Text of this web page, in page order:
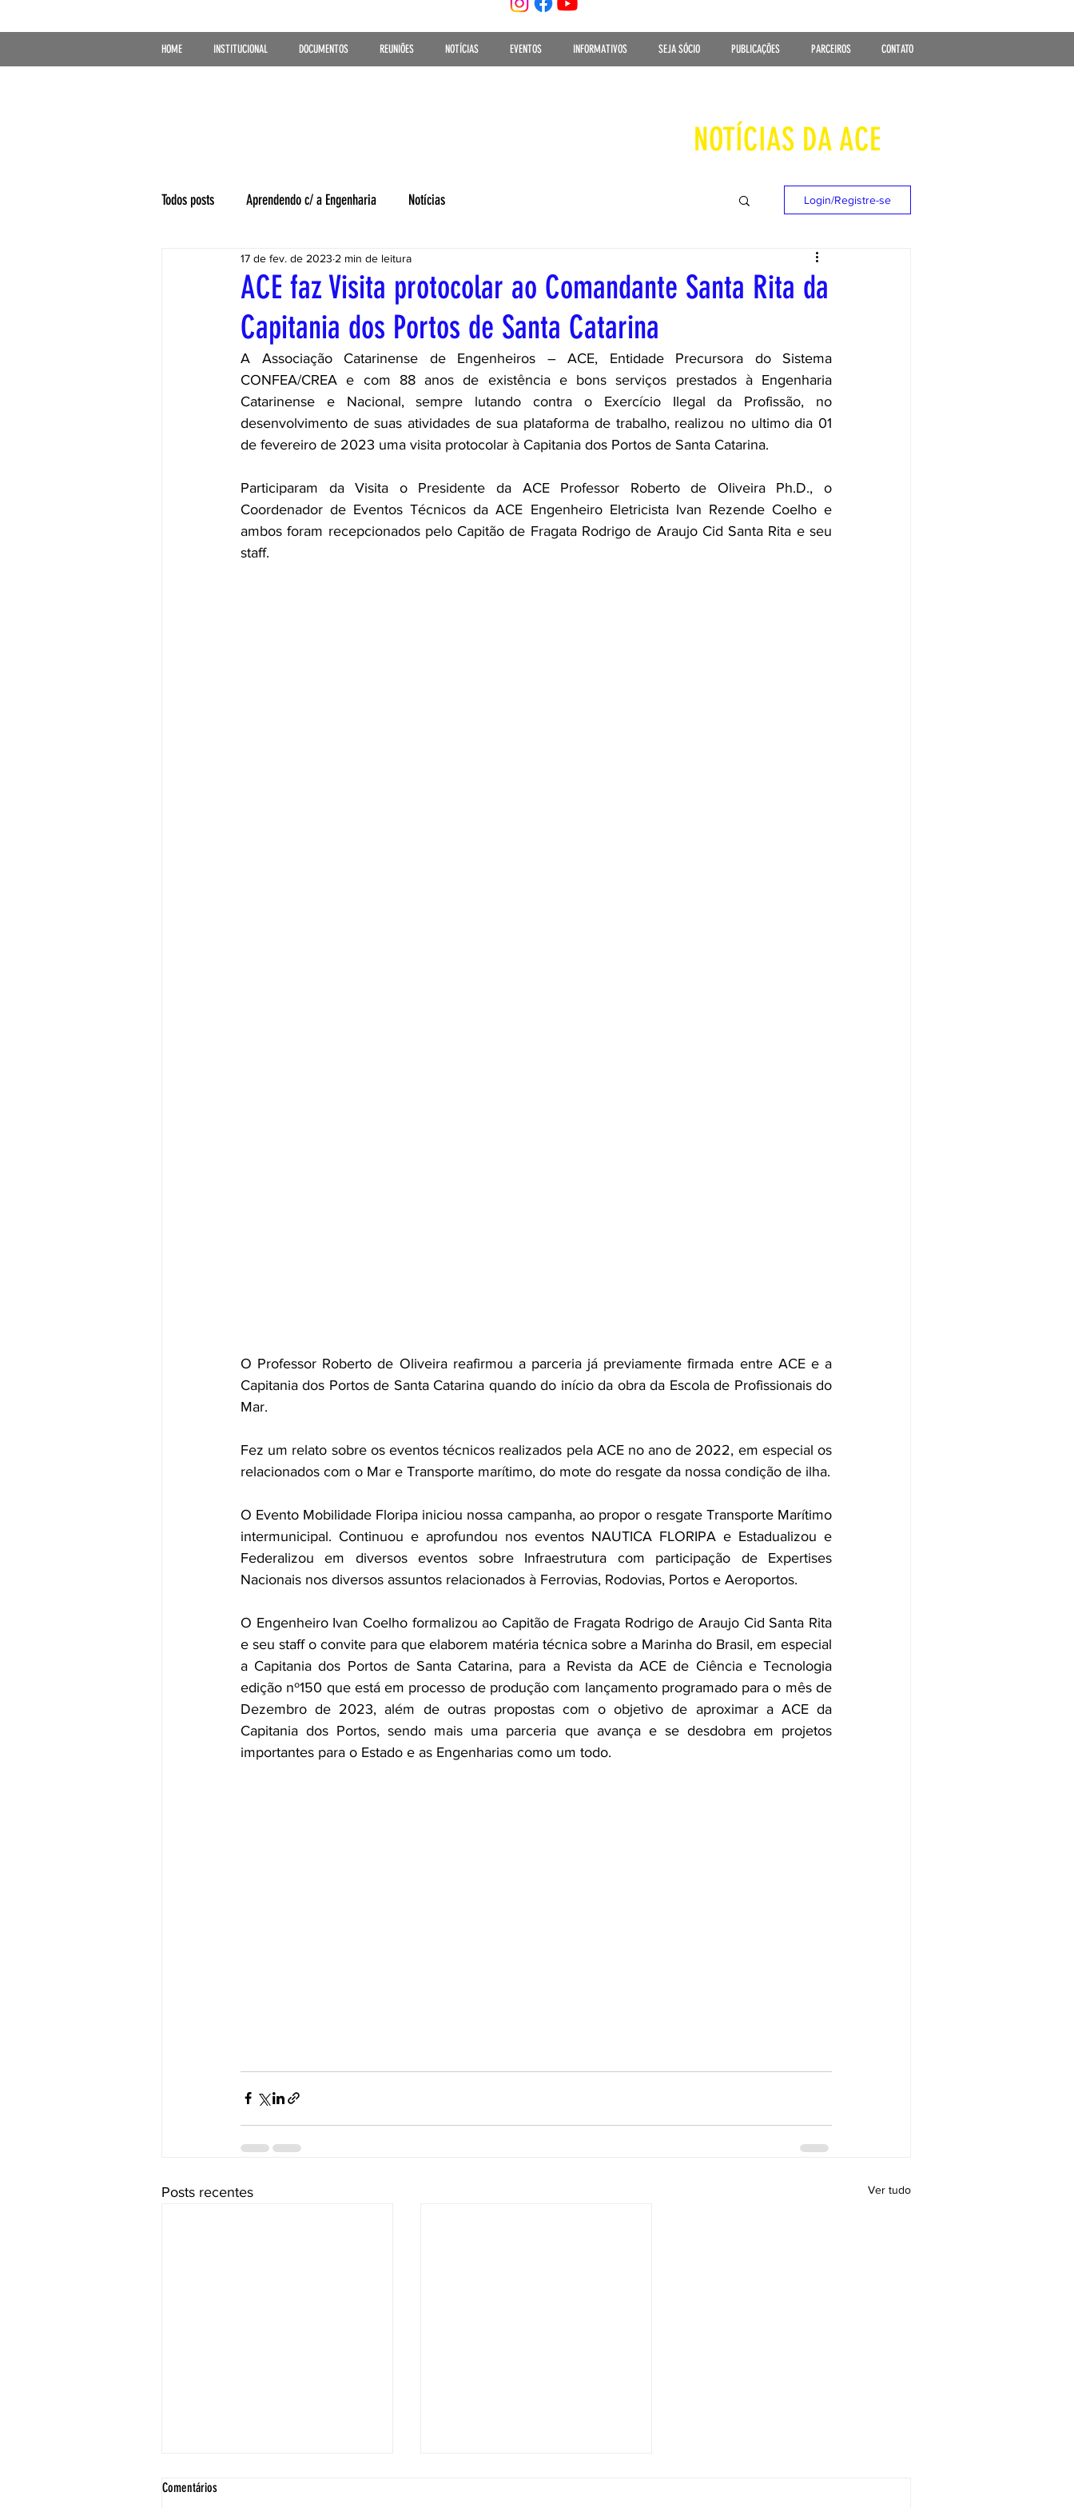
HOME INSTITUCIONAL DOCUMENTOS REUNIÕES NOTÍCIAS EVENTOS INFORMATIVOS SEJA SÓCIO PUBLICAÇÕES PARCEIROS CONTATO
NOTÍCIAS DA ACE
Todos posts Aprendendo c/ a Engenharia Notícias Login/Registre-se
ACE faz Visita protocolar ao Comandante Santa Rita da
Capitania dos Portos de Santa Catarina
17 de fev. de 2023 2 min de leitura
A Associação Catarinense de Engenheiros – ACE, Entidade Precursora do Sistema
CONFEA/CREA e com 88 anos de existência e bons serviços prestados à Engenharia
Catarinense e Nacional, sempre lutando contra o Exercício Ilegal da Profissão, no
desenvolvimento de suas atividades de sua plataforma de trabalho, realizou no ultimo dia 01
de fevereiro de 2023 uma visita protocolar à Capitania dos Portos de Santa Catarina.
Participaram da Visita o Presidente da ACE Professor Roberto de Oliveira Ph.D., o
Coordenador de Eventos Técnicos da ACE Engenheiro Eletricista Ivan Rezende Coelho e
ambos foram recepcionados pelo Capitão de Fragata Rodrigo de Araujo Cid Santa Rita e seu
staff.
O Professor Roberto de Oliveira reafirmou a parceria já previamente firmada entre ACE e a
Capitania dos Portos de Santa Catarina quando do início da obra da Escola de Profissionais do
Mar.
Fez um relato sobre os eventos técnicos realizados pela ACE no ano de 2022, em especial os
O Evento Mobilidade Floripa iniciou nossa campanha, ao propor o resgate Transporte Marítimo
intermunicipal. Continuou e aprofundou nos eventos NAUTICA FLORIPA e Estadualizou e
Federalizou em diversos eventos sobre Infraestrutura com participação de Expertises
Nacionais nos diversos assuntos relacionados à Ferrovias, Rodovias, Portos e Aeroportos.
O Engenheiro Ivan Coelho formalizou ao Capitão de Fragata Rodrigo de Araujo Cid Santa Rita
e seu staff o convite para que elaborem matéria técnica sobre a Marinha do Brasil, em especial
a Capitania dos Portos de Santa Catarina, para a Revista da ACE de Ciência e Tecnologia
edição nº150 que está em processo de produção com lançamento programado para o mês de
Dezembro de 2023, além de outras propostas com o objetivo de aproximar a ACE da
Capitania dos Portos, sendo mais uma parceria que avança e se desdobra em projetos
importantes para o Estado e as Engenharias como um todo.
Posts recentes Ver tudo
Comentários